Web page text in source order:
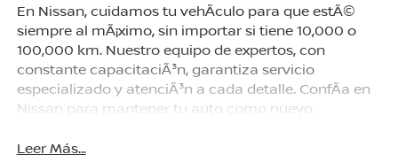
En Nissan, cuidamos tu vehÃ­culo para que estÃ©
siempre al mÃ¡ximo, sin importar si tiene 10,000 o
100,000 km. Nuestro equipo de expertos, con
constante capacitaciÃ³n, garantiza servicio
especializado y atenciÃ³n a cada detalle. ConfÃ­a en
Nissan para mantener tu auto como nuevo.
Leer Más...